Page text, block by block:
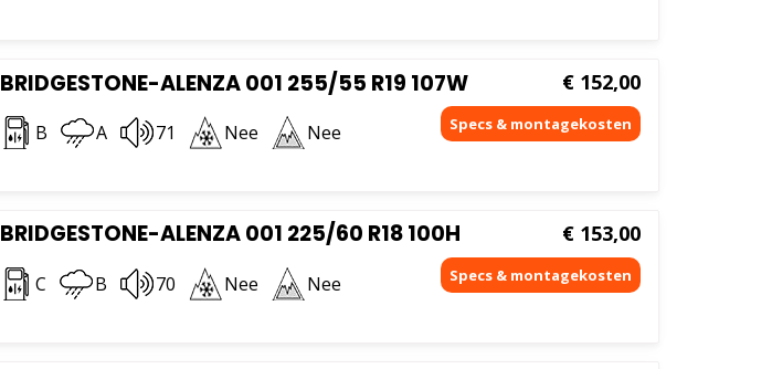
BRIDGESTONE-ALENZA 001 255/55 R19 107W
B A 71 Nee Nee
€ 152,00
BRIDGESTONE-ALENZA 001 225/60 R18 100H
C B 70 Nee Nee
€ 153,00